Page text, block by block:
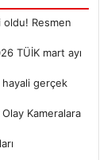
oldu! Resmen
TÜİK mart ayı
hayali gerçek
Kameralara